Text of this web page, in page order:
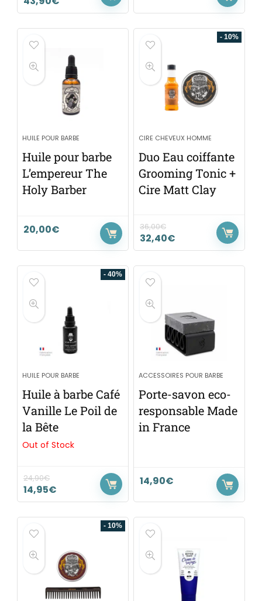
HUILE POUR BARBE
Huile pour barbe
L’empereur The
Holy Barber
20,00€
- 10%
CIRE CHEVEUX HOMME
Duo Eau coiffante
Grooming Tonic +
Cire Matt Clay
36,00€
32,40€
- 40%
HUILE POUR BARBE
Huile à barbe Café
Vanille Le Poil de
la Bête
Out of Stock
24,90€
14,95€
ACCESSOIRES POUR BARBE
Porte-savon eco-
responsable Made
in France
14,90€
- 10%